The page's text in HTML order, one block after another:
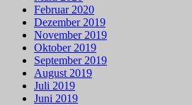
Februar 2020
Dezember 2019
November 2019
Oktober 2019
September 2019
August 2019
Juli 2019
Juni 2019